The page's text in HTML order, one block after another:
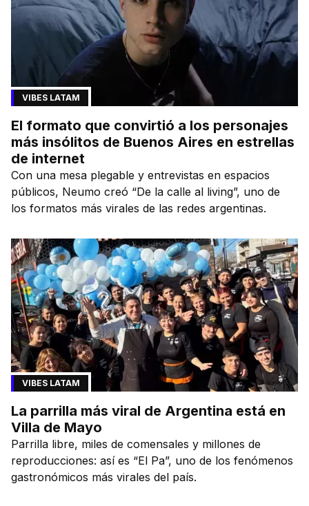
VIBES LATAM
El formato que convirtió a los personajes
más insólitos de Buenos Aires en estrellas
de internet
Con una mesa plegable y entrevistas en espacios
públicos, Neumo creó “De la calle al living”, uno de
los formatos más virales de las redes argentinas.
VIBES LATAM
La parrilla más viral de Argentina está en
Villa de Mayo
Parrilla libre, miles de comensales y millones de
reproducciones: así es “El Pa”, uno de los fenómenos
gastronómicos más virales del país.